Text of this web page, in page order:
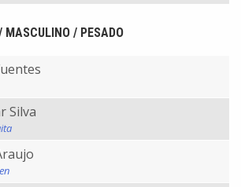
/ PESADO
Silva